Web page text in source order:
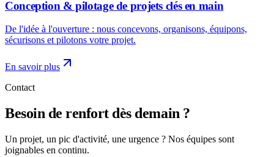
Conception & pilotage de projets clés en main
De l'idée à l'ouverture : nous concevons, organisons, équipons,
sécurisons et pilotons votre projet.
En savoir plus
Contact
Besoin de renfort dès demain ?
Un projet, un pic d'activité, une urgence ? Nos équipes sont
joignables en continu.